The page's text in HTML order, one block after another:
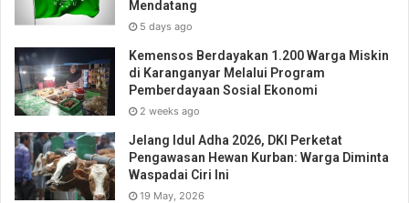
Mendatang
5 days ago
Kemensos Berdayakan 1.200 Warga Miskin
di Karanganyar Melalui Program
Pemberdayaan Sosial Ekonomi
2 weeks ago
Jelang Idul Adha 2026, DKI Perketat
Pengawasan Hewan Kurban: Warga Diminta
Waspadai Ciri Ini
19 May, 2026